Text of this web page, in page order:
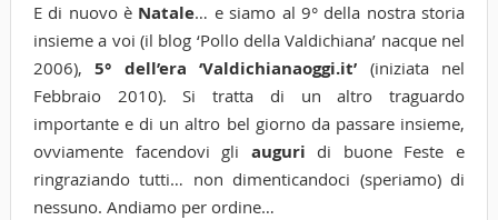
E di nuovo è Natale… e siamo al 9° della nostra storia
insieme a voi (il blog ‘Pollo della Valdichiana’ nacque nel
2006),5° dell’era ‘Valdichianaoggi.it’ (iniziata nel
Febbraio 2010). Si tratta di un altro traguardo
importante e di un altro bel giorno da passare insieme,
ovviamente facendovi gli auguri di buone Feste e
ringraziando tutti… non dimenticandoci (speriamo) di
nessuno. Andiamo per ordine…